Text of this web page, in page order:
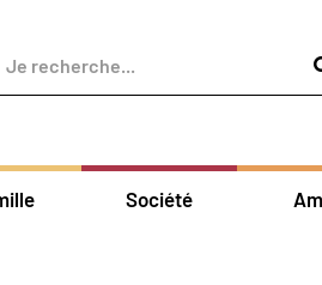
Société